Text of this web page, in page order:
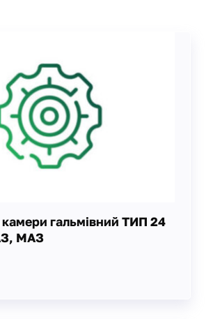
гальмівний ТИП 24
МАЗ